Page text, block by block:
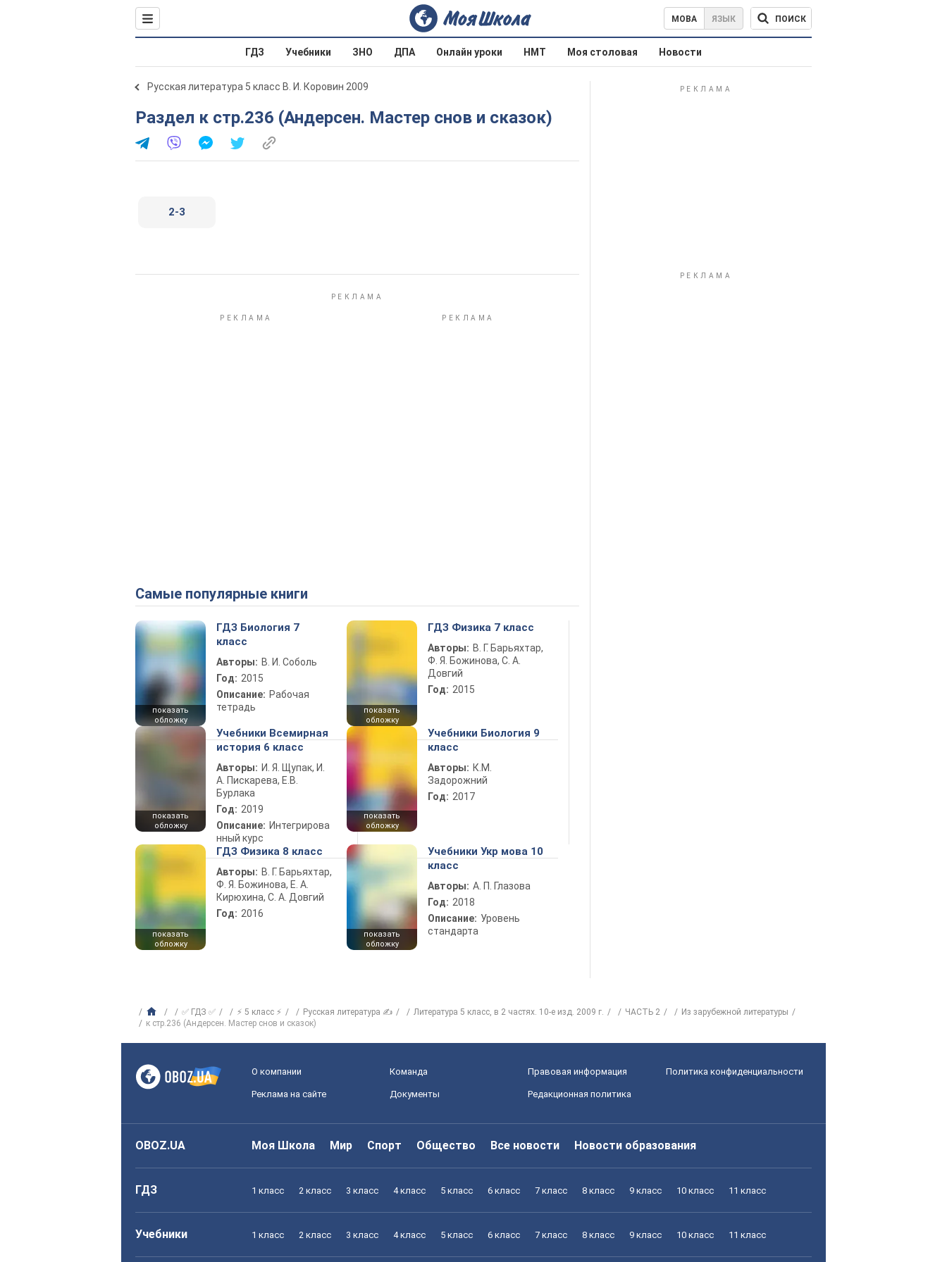
МОВА ЯЗЫК ПОИСК
ГДЗ Учебники ЗНО ДПА Онлайн уроки НМТ Моя столовая Новости
Русская литература 5 класс В. И. Коровин 2009
Раздел к стр.236 (Андерсен. Мастер снов и сказок)
2-3
Самые популярные книги
показать
обложку
ГДЗ Биология 7
класс
Авторы: В. И. Соболь
Год: 2015
Описание: Рабочая
тетрадь
показать
обложку
ГДЗ Физика 7 класс
Авторы: В. Г. Барьяхтар,
Ф. Я. Божинова, С. А.
Довгий
Год: 2015
показать
обложку
Учебники Всемирная
история 6 класс
Авторы: И. Я. Щупак, И.
А. Пискарева, Е.В.
Бурлака
Год: 2019
Описание: Интегрирова
нный курс
показать
обложку
Учебники Биология 9
класс
Авторы: К.М.
Задорожний
Год: 2017
показать
обложку
ГДЗ Физика 8 класс
Авторы: В. Г. Барьяхтар,
Ф. Я. Божинова, Е. А.
Кирюхина, С. А. Довгий
Год: 2016
показать
обложку
Учебники Укр мова 10
класс
Авторы: А. П. Глазова
Год: 2018
Описание: Уровень
стандарта
✅ ГДЗ ✅ ⚡ 5 класс ⚡ Русская литература ✍ Литература 5 класс, в 2 частях. 10-е изд. 2009 г. ЧАСТЬ 2
Из зарубежной литературы
к стр.236 (Андерсен. Мастер снов и сказок)
О компании Команда Правовая информация Политика конфиденциальности
Реклама на сайте Документы Редакционная политика
OBOZ.UA Моя Школа Мир Спорт Общество Все новости Новости образования
ГДЗ 1 класс 2 класс 3 класс 4 класс 5 класс 6 класс 7 класс 8 класс 9 класс 10 класс 11 класс
Учебники 1 класс 2 класс 3 класс 4 класс 5 класс 6 класс 7 класс 8 класс 9 класс 10 класс 11 класс